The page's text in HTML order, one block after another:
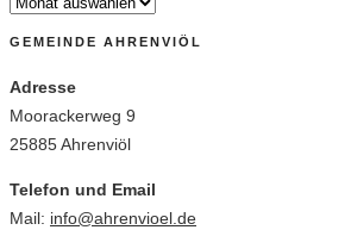
GEMEINDE AHRENVIÖL
Adresse
Moorackerweg 9
25885 Ahrenviöl
Telefon und Email
Mail: info@ahrenvioel.de